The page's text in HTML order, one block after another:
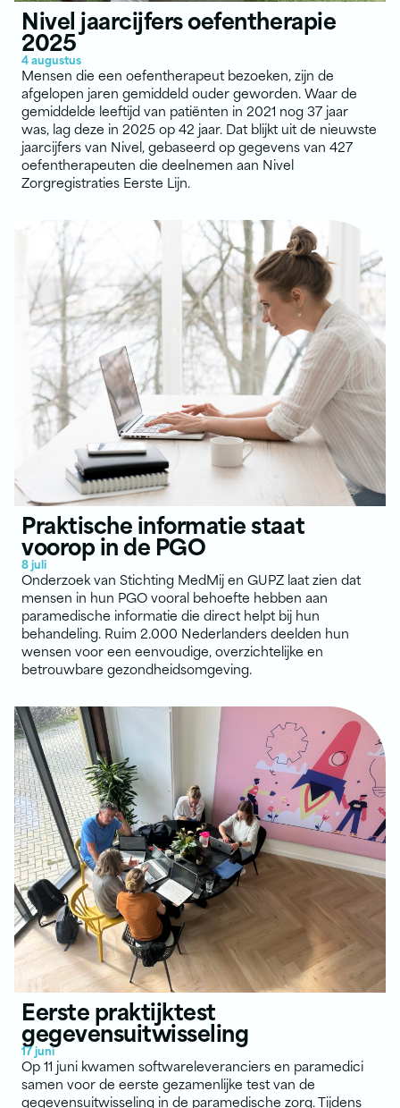
Nivel jaarcijfers oefentherapie
2025
4 augustus
Mensen die een oefentherapeut bezoeken, zijn de
afgelopen jaren gemiddeld ouder geworden. Waar de
gemiddelde leeftijd van patiënten in 2021 nog 37 jaar
was, lag deze in 2025 op 42 jaar. Dat blijkt uit de nieuwste
jaarcijfers van Nivel, gebaseerd op gegevens van 427
oefentherapeuten die deelnemen aan Nivel
Zorgregistraties Eerste Lijn.
Praktische informatie staat
voorop in de PGO
8 juli
Onderzoek van Stichting MedMij en GUPZ laat zien dat
mensen in hun PGO vooral behoefte hebben aan
paramedische informatie die direct helpt bij hun
behandeling. Ruim 2.000 Nederlanders deelden hun
wensen voor een eenvoudige, overzichtelijke en
betrouwbare gezondheidsomgeving.
Eerste praktijktest
gegevensuitwisseling
17 juni
Op 11 juni kwamen softwareleveranciers en paramedici
samen voor de eerste gezamenlijke test van de
gegevensuitwisseling in de paramedische zorg. Tijdens